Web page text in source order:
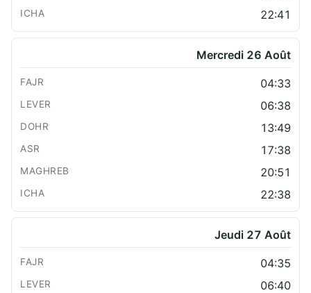
22:41
Mercredi 26 Août
04:33
06:38
13:49
17:38
20:51
22:38
Jeudi 27 Août
04:35
06:40